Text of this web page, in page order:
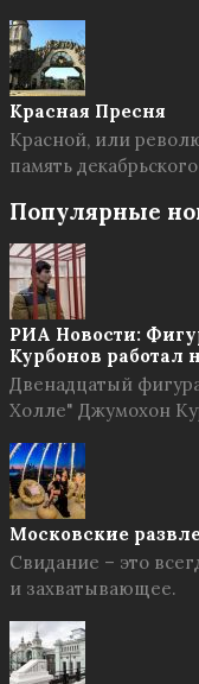
Красная Пресня
Красной, или
память
Популярные
РИА Новости:
Курбонов работал
Двенадцатый
Холле" Джумохон
Московские
Свидание – это
и захватывающее.